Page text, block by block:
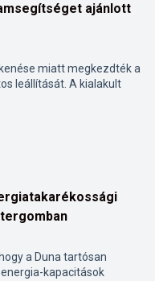
ajánlott
miatt megkezdték a
leállítását. A kialakult
a Duna tartósan
kapacitások